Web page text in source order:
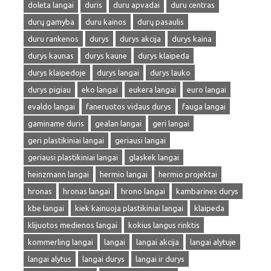
doleta langai
duris duru apvadai
duru centras
durų gamyba
duru kainos
durų pasaulis
duru rankenos
durys durys akcija
durys kaina
durys kaunas
durys kaune
durys klaipeda
durys klaipedoje
durys langai
durys lauko
durys pigiau
eko langai eukera langai
euro langai
evaldo langai
faneruotos vidaus durys
fauga langai
gaminame duris
gealan langai
geri langai
geri plastikiniai langai
geriausi langai
geriausi plastikiniai langai
glaskek langai
heinzmann langai
hermio langai
hermio projektai
hronas
hronas langai hrono langai
kambarines durys
kbe langai
kiek kainuoja plastikiniai langai
klaipeda
klijuotos medienos langai
kokius langus rinktis
kommerling langai
langai langai akcija
langai alytuje
langai alytus
langai durys
langai ir durys